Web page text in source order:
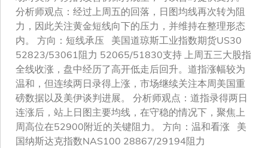
分析师观点：经过上周五的回落，日图均线再次转为阻
力，因此关注黄金短线向下的压力，并维持在整理形态
内。 方向：短线承压 美国道琼斯工业指数期货US30
52823/53061阻力 52065/51830支持 上周五三大股指
全线收涨，盘中经历了高开低走后回升。道指涨幅较为
温和，但连续两日录得上涨，市场继续关注本周美国重
磅数据以及美伊谈判进展。 分析师观点：道指录得两日
连涨后，站上日图主要均线，在守稳的情况下，聚焦上
周高位在52900附近的关键阻力。 方向：温和看涨 美
国纳斯达克指数NAS100 28867/29194阻力